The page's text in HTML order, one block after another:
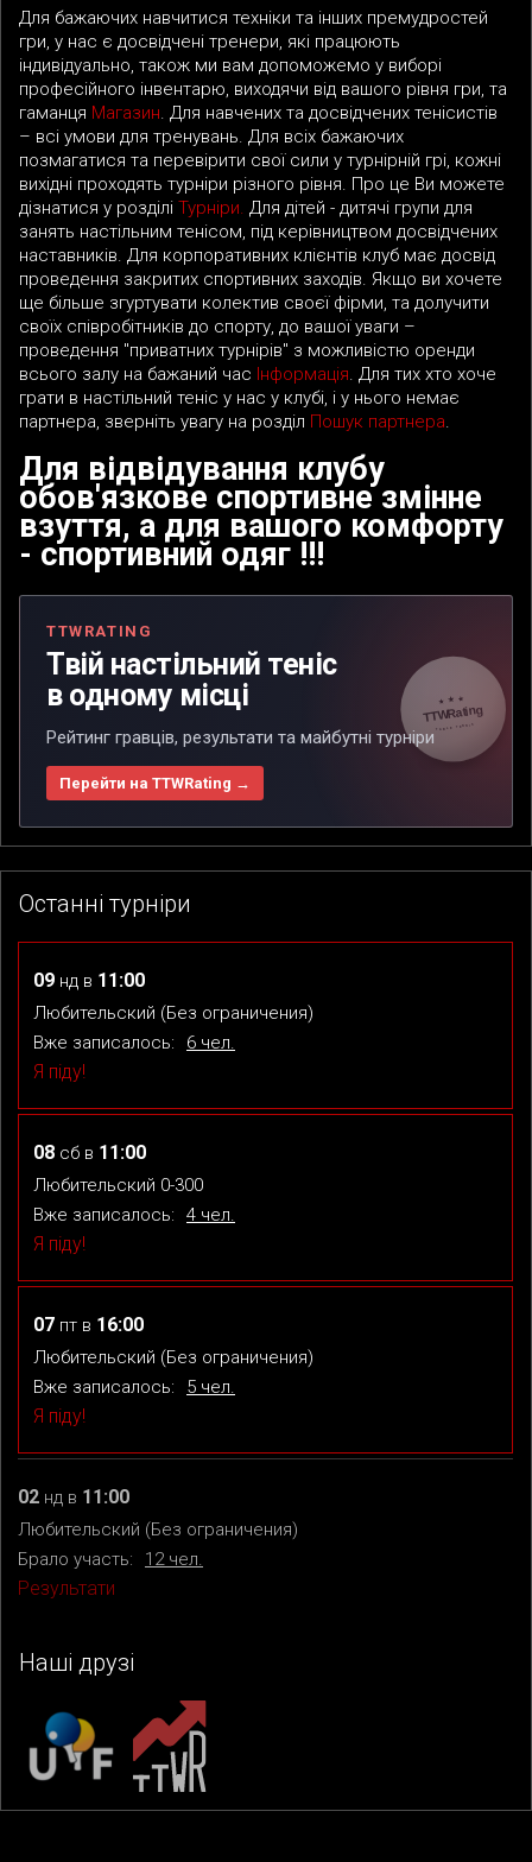
Для бажаючих навчитися техніки та інших премудростей
гри, у нас є досвідчені тренери, які працюють
індивідуально, також ми вам допоможемо у виборі
професійного інвентарю, виходячи від вашого рівня гри, та
гаманця Магазин. Для навчених та досвідчених тенісистів
– всі умови для тренувань. Для всіх бажаючих
позмагатися та перевірити свої сили у турнірній грі, кожні
вихідні проходять турніри різного рівня. Про це Ви можете
дізнатися у розділі Турніри. Для дітей - дитячі групи для
занять настільним тенісом, під керівництвом досвідчених
наставників. Для корпоративних клієнтів клуб має досвід
проведення закритих спортивних заходів. Якщо ви хочете
ще більше згуртувати колектив своєї фірми, та долучити
своїх співробітників до спорту, до вашої уваги –
проведення "приватних турнірів" з можливістю оренди
всього залу на бажаний час Інформація. Для тих хто хоче
грати в настільний теніс у нас у клубі, і у нього немає
партнера, зверніть увагу на розділ Пошук партнера.
Для відвідування клубу
обов'язкове спортивне змінне
взуття, а для вашого комфорту
- спортивний одяг !!!
TTWRATING
Твій настільний теніс
в одному місці
Рейтинг гравців, результати та майбутні турніри
Перейти на TTWRating →
Останні турніри
09 нд в 11:00
Любительский (Без ограничения)
Вже записалось:
6 чел.
Я піду!
08 сб в 11:00
Любительский 0-300
Вже записалось:
4 чел.
Я піду!
07 пт в 16:00
Любительский (Без ограничения)
Вже записалось:
5 чел.
Я піду!
02 нд в 11:00
Любительский (Без ограничения)
Брало участь:
12 чел.
Результати
Наші друзі